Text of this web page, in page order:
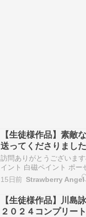
【生徒様作品】素敵
送ってくださりまし
ます
訪問ありがとうございま
イント 白磁ペイント ポー
教室を開催しております
千香です 一人一人の生徒
のこもった作品作りのお
スンしております 平日（
15日前 Strawberry Angel
【生徒様作品】川島
２０２４コンプリー